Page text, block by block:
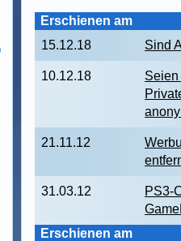
Erschienen am
Erschienen am
15.12.18 Sind
10.12.18
21.11.12
31.03.12
PS3-